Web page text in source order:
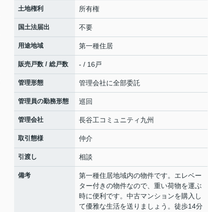
土地権利 所有権
国土法届出 不要
用途地域 第一種住居
販売戸数 / 総戸数 - / 16戸
管理形態 管理会社に全部委託
管理員の勤務形態 巡回
管理会社 長谷工コミュニティ九州
取引態様 仲介
引渡し 相談
備考
第一種住居地域内の物件です。エレベー
ター付きの物件なので、重い荷物を運ぶ
時に便利です。中古マンションを購入し
て優雅な生活を送りましょう。徒歩14分